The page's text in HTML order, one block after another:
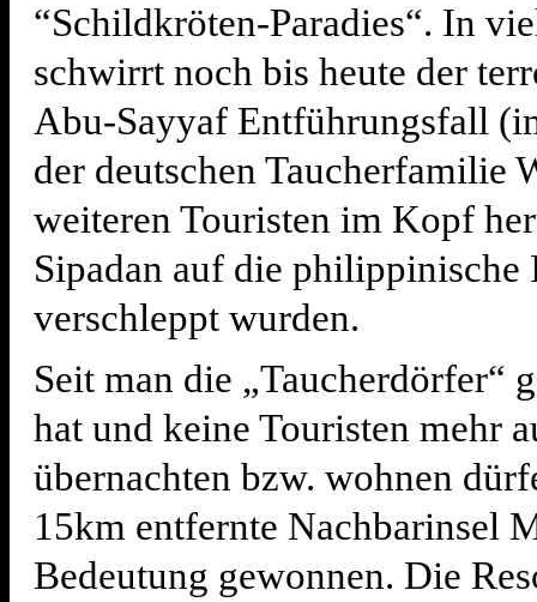
“Schildkröten-Paradies“. In
schwirrt noch bis heute der
Abu-Sayyaf Entführungsfall
der deutschen Taucherfamilie
weiteren Touristen im Kopf
Sipadan auf die philippinische
verschleppt wurden.
Seit man die „Taucherdörfer“
hat und keine Touristen mehr
übernachten bzw. wohnen
15km entfernte Nachbarinsel
Bedeutung gewonnen. Die